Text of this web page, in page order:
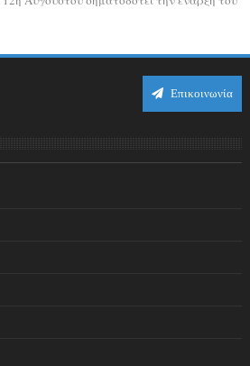
Επικοινωνία